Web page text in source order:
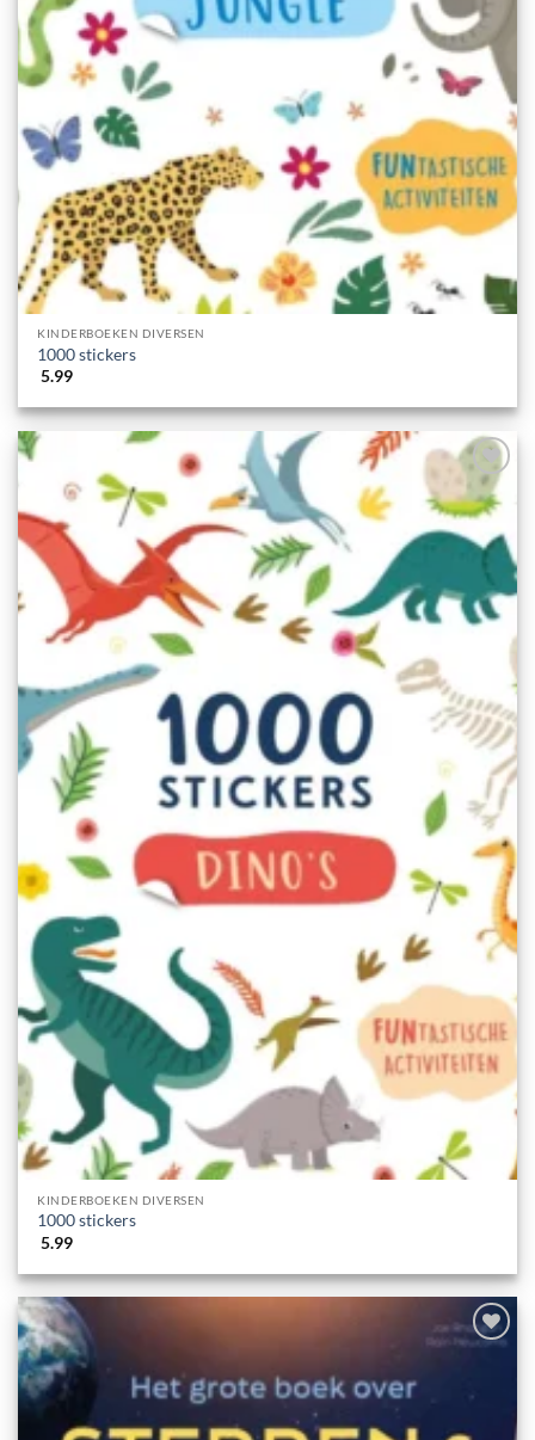
KINDERBOEKEN DIVERSEN
1000 stickers
5.99
KINDERBOEKEN DIVERSEN
1000 stickers
5.99